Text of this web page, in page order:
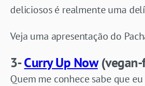
deliciosos é realmente uma
Veja uma apresentação do
3-Curry Up Now
Quem me conhece sabe que